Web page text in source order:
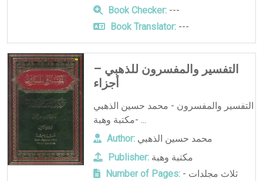
Book Checker:---
Book Translator:---
التفسير والمفسرون للذهبي –
أجزاء
التفسير والمفسرون - محمد حسين الذهبي
-مكتبة وهبة ...
Author: محمد حسين الذهبي
Publisher: مكتبة وهبة
Number of Pages:ثلاث مجلدات -